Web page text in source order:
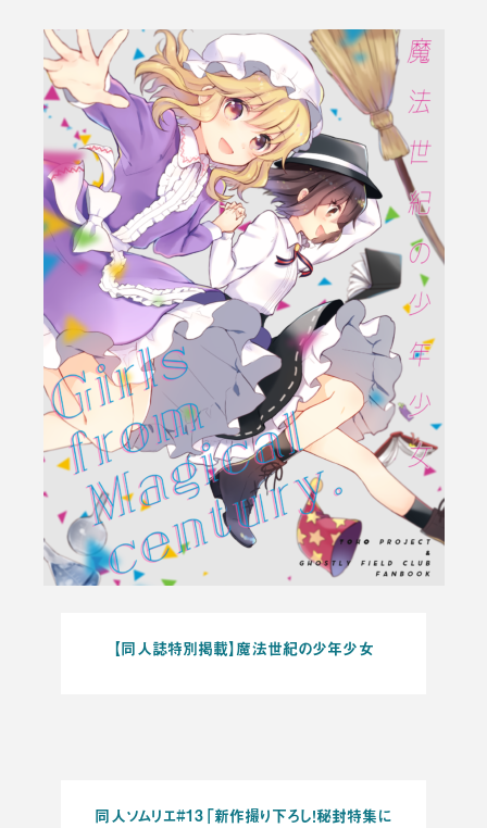
【同人誌特別掲載】魔法世紀の少年少女
同人ソムリエ#13「新作撮り下ろし！秘封特集に